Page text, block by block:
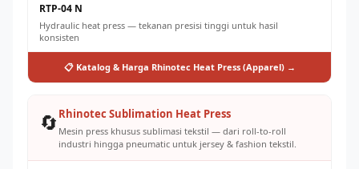
RTP-04 N
Hydraulic heat press — tekanan presisi tinggi untuk hasil
konsisten
📋 Katalog & Harga Rhinotec Heat Press (Apparel) →
🔄 Rhinotec Sublimation Heat Press
Mesin press khusus sublimasi tekstil — dari roll-to-roll
industri hingga pneumatic untuk jersey & fashion tekstil.